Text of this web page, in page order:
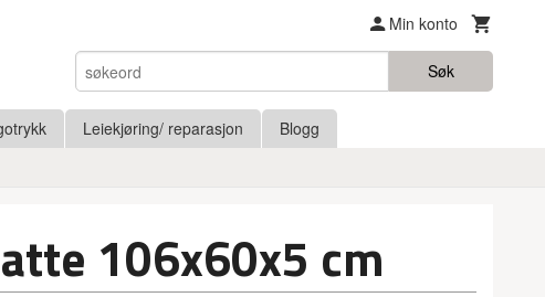
Min konto
Søk
Leiekjøring/ reparasjon Blogg
106x60x5 cm